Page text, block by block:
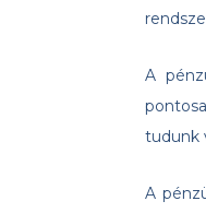
A
tudunk
A